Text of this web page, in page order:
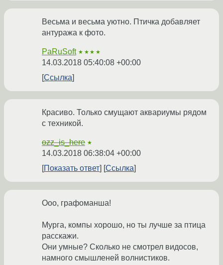
Весьма и весьма уютно. Птичка добавляет
антуража к фото.
PaRuSoft ★★★★
14.03.2018 05:40:08 +00:00
Ссылка
Красиво. Только смущают аквариумы рядом
с техникой.
ozz_is_here ★
14.03.2018 06:38:04 +00:00
Показать ответ
Ссылка
Ооо, графоманша!
Мурга, компы хорошо, но ты лучше за птица
расскажи.
Они умные? Сколько не смотрел видосов,
намного смышленей волнистиков.